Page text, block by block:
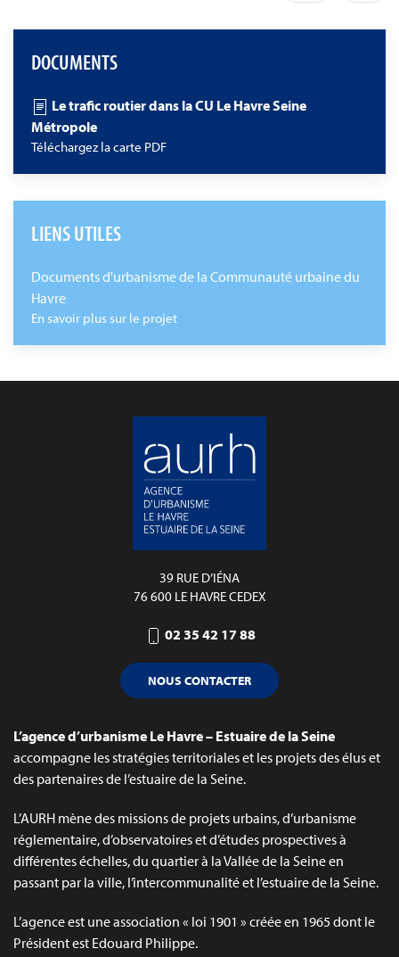
DOCUMENTS
Le trafic routier dans la CU Le Havre Seine
Métropole
Téléchargez la carte PDF
LIENS UTILES
Documents d'urbanisme de la Communauté urbaine du
Havre
En savoir plus sur le projet
39 RUE D’IÉNA
76 600 LE HAVRE CEDEX
02 35 42 17 88
NOUS CONTACTER
L’agence d’urbanisme Le Havre – Estuaire de la Seine
accompagne les stratégies territoriales et les projets des élus et
des partenaires de l’estuaire de la Seine.
L’AURH mène des missions de projets urbains, d’urbanisme
réglementaire, d’observatoires et d’études prospectives à
différentes échelles, du quartier à la Vallée de la Seine en
passant par la ville, l’intercommunalité et l’estuaire de la Seine.
L’agence est une association « loi 1901 » créée en 1965 dont le
Président est Edouard Philippe.